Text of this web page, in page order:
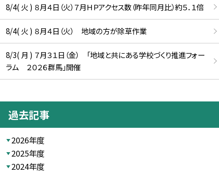
8/4( 火 ) ８月４日（火）７月ＨＰアクセス数（昨年同月比）約５．１倍
8/4( 火 ) ８月４日（火） 地域の方が除草作業
8/3( 月 ) ７月３１日（金） 「地域と共にある学校づくり推進フォー
ラム ２０２６群馬」開催
過去記事
2026年度
2025年度
2024年度